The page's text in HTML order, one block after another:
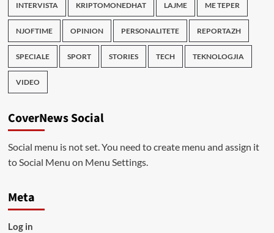
INTERVISTA KRIPTOMONEDHAT LAJME ME TEPER
NJOFTIME OPINION PERSONALITETE REPORTAZH
SPECIALE SPORT STORIES TECH TEKNOLOGJIA
VIDEO
CoverNews Social
Social menu is not set. You need to create menu and assign it
to Social Menu on Menu Settings.
Meta
Log in